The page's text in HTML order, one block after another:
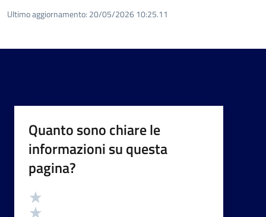
Ultimo aggiornamento: 20/05/2026 10:25.11
Quanto sono chiare le
informazioni su questa
pagina?
Valutazione